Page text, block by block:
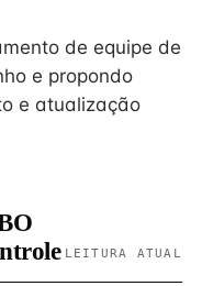
de equipe de
e propondo
e atualização
LEITURA ATUAL